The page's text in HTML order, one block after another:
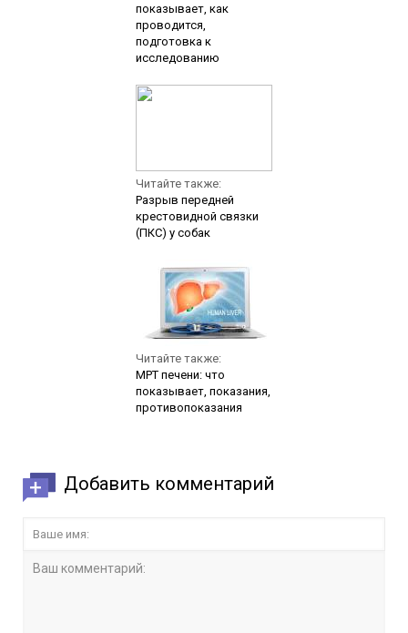
показывает, как
проводится,
подготовка к
исследованию
Читайте также:
Разрыв передней
крестовидной связки
(ПКС) у собак
Читайте также:
МРТ печени: что
показывает, показания,
противопоказания
Добавить комментарий